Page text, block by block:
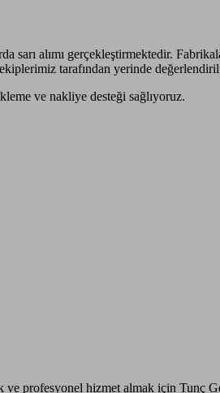
sarı alımı gerçekleştirmektedir.
tarafından yerinde
ve nakliye desteği sağlıyoruz.
ve profesyonel hizmet almak için Tunç